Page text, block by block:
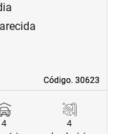
Código. 30623
Código. 30623
4
4